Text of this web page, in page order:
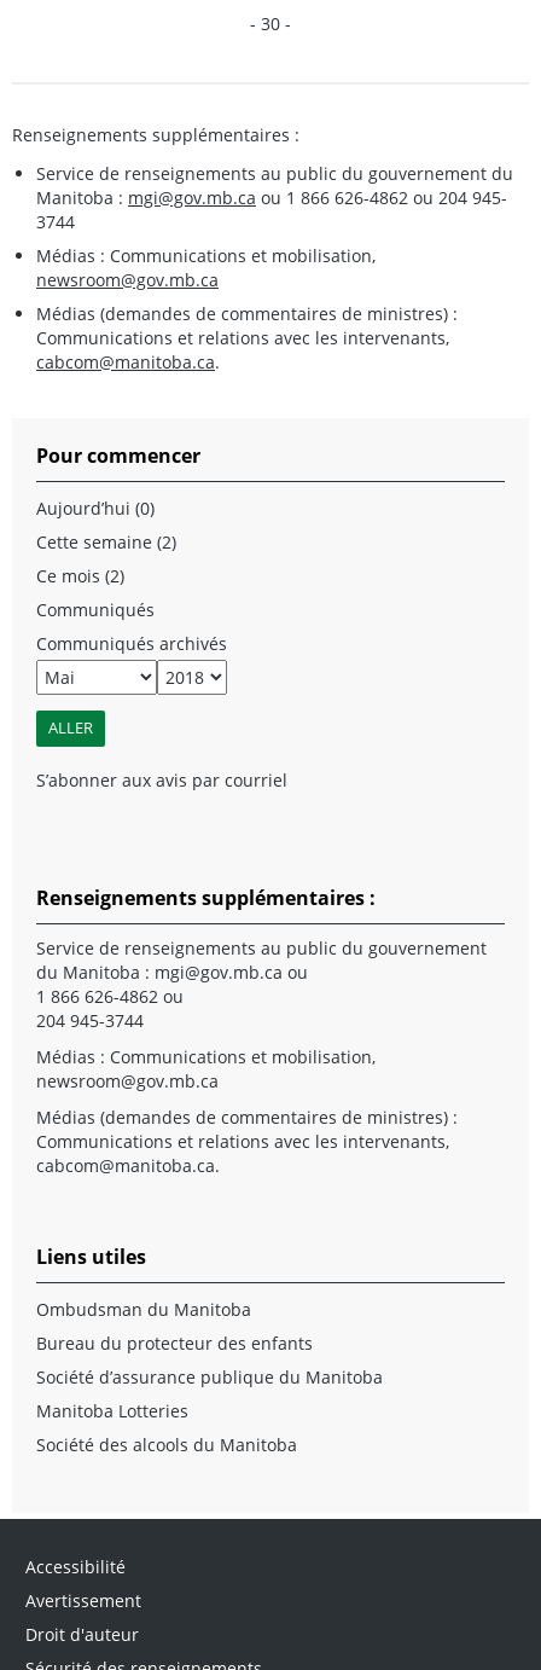
- 30 -
Renseignements supplémentaires :
Service de renseignements au public du gouvernement du
Manitoba : mgi@gov.mb.ca ou 1 866 626-4862 ou 204 945-
3744
Médias : Communications et mobilisation,
newsroom@gov.mb.ca
Médias (demandes de commentaires de ministres) :
Communications et relations avec les intervenants,
cabcom@manitoba.ca.
Pour commencer
Aujourd’hui (0)
Cette semaine (2)
Ce mois (2)
Communiqués
Communiqués archivés
S’abonner aux avis par courriel
Renseignements supplémentaires :
Service de renseignements au public du gouvernement
du Manitoba : mgi@gov.mb.ca ou
1 866 626-4862 ou
204 945-3744
Médias : Communications et mobilisation,
newsroom@gov.mb.ca
Médias (demandes de commentaires de ministres) :
Communications et relations avec les intervenants,
cabcom@manitoba.ca.
Liens utiles
Ombudsman du Manitoba
Bureau du protecteur des enfants
Société d’assurance publique du Manitoba
Manitoba Lotteries
Société des alcools du Manitoba
Accessibilité
Avertissement
Droit d'auteur